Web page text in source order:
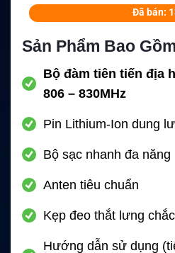
Đã bán:
Sản Phẩm Bao Gồm
Bộ đàm tiên tiến địa
806 – 830MHz
Pin Lithium-Ion dung
Bộ sạc nhanh đa năng
Anten tiêu chuẩn
Kẹp đeo thắt lưng
Hướng dẫn sử dụng